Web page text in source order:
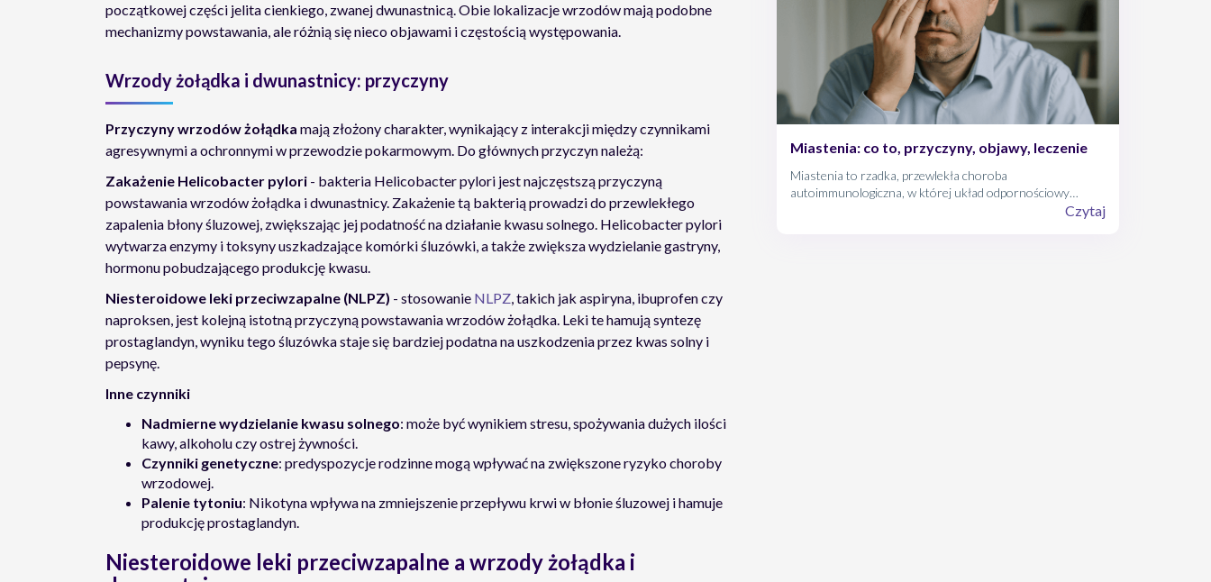
początkowej części jelita cienkiego, zwanej dwunastnicą. Obie lokalizacje wrzodów mają podobne
mechanizmy powstawania, ale różnią się nieco objawami i częstością występowania.
Wrzody żołądka i dwunastnicy: przyczyny
Przyczyny wrzodów żołądka mają złożony charakter, wynikający z interakcji między czynnikami
agresywnymi a ochronnymi w przewodzie pokarmowym. Do głównych przyczyn należą:
Zakażenie Helicobacter pylori - bakteria Helicobacter pylori jest najczęstszą przyczyną
powstawania wrzodów żołądka i dwunastnicy. Zakażenie tą bakterią prowadzi do przewlekłego
zapalenia błony śluzowej, zwiększając jej podatność na działanie kwasu solnego. Helicobacter pylori
wytwarza enzymy i toksyny uszkadzające komórki śluzówki, a także zwiększa wydzielanie gastryny,
hormonu pobudzającego produkcję kwasu.
Niesteroidowe leki przeciwzapalne (NLPZ) - stosowanie NLPZ, takich jak aspiryna, ibuprofen czy
naproksen, jest kolejną istotną przyczyną powstawania wrzodów żołądka. Leki te hamują syntezę
prostaglandyn, wyniku tego śluzówka staje się bardziej podatna na uszkodzenia przez kwas solny i
pepsynę.
Inne czynniki
Nadmierne wydzielanie kwasu solnego: może być wynikiem stresu, spożywania dużych ilości
kawy, alkoholu czy ostrej żywności.
Czynniki genetyczne: predyspozycje rodzinne mogą wpływać na zwiększone ryzyko choroby
wrzodowej.
Palenie tytoniu: Nikotyna wpływa na zmniejszenie przepływu krwi w błonie śluzowej i hamuje
produkcję prostaglandyn.
Niesteroidowe leki przeciwzapalne a wrzody żołądka i
Miastenia: co to, przyczyny, objawy, leczenie
Miastenia to rzadka, przewlekła choroba
autoimmunologiczna, w której układ odpornościowy
atakuje połączenia nerwowo-mięśniowe. Prowadzi to do
Czytaj